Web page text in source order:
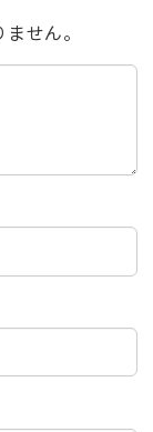
せん。